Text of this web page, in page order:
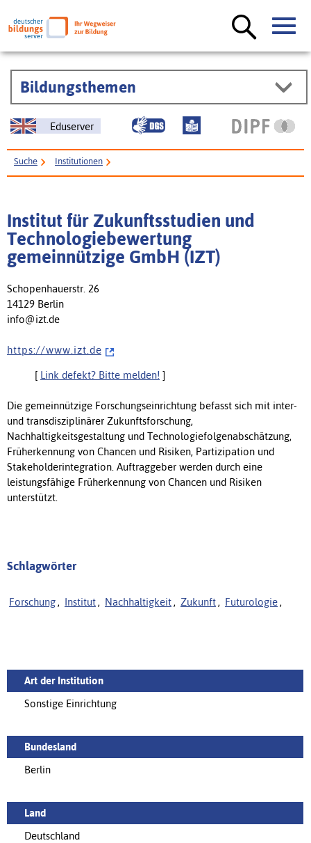
Bildungsthemen
Eduserver
Suche Institutionen
Institut für Zukunftsstudien und
Technologiebewertung
gemeinnützige GmbH (IZT)
Schopenhauerstr. 26
14129 Berlin
info@izt.de
h t t p s : / / w w w . i z t . d e
[ Link defekt? Bitte melden! ]
Die gemeinnützige Forschungseinrichtung befasst sich mit inter-
und transdisziplinärer Zukunftsforschung,
Nachhaltigkeitsgestaltung und Technologiefolgenabschätzung,
Früherkennung von Chancen und Risiken, Partizipation und
Stakeholderintegration. Auftraggeber werden durch eine
leistungsfähige Früherkennung von Chancen und Risiken
unterstützt.
Schlagwörter
Forschung , Institut , Nachhaltigkeit , Zukunft , Futurologie ,
Art der Institution
Sonstige Einrichtung
Bundesland
Berlin
Land
Deutschland